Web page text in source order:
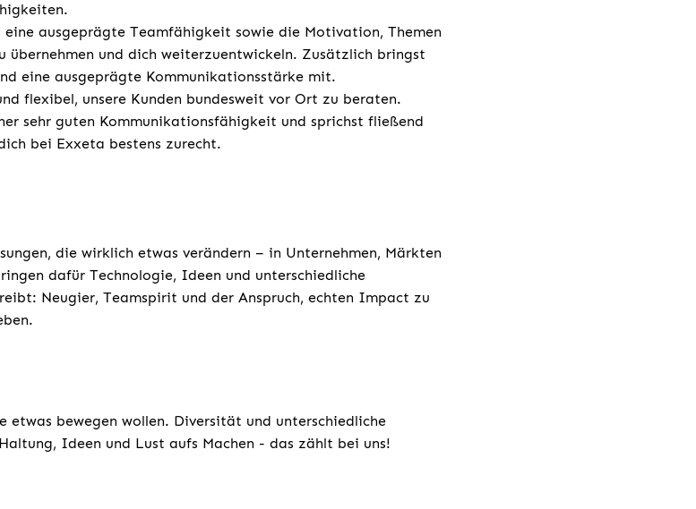
eine ausgeprägte Teamfähigkeit sowie die Motivation, Themen
übernehmen und dich weiterzuentwickeln. Zusätzlich bringst
eine ausgeprägte Kommunikationsstärke mit.
flexibel, unsere Kunden bundesweit vor Ort zu beraten.
sehr guten Kommunikationsfähigkeit und sprichst fließend
bei Exxeta bestens zurecht.
die wirklich etwas verändern – in Unternehmen, Märkten
dafür Technologie, Ideen und unterschiedliche
Neugier, Teamspirit und der Anspruch, echten Impact zu
etwas bewegen wollen. Diversität und unterschiedliche
Ideen und Lust aufs Machen - das zählt bei uns!